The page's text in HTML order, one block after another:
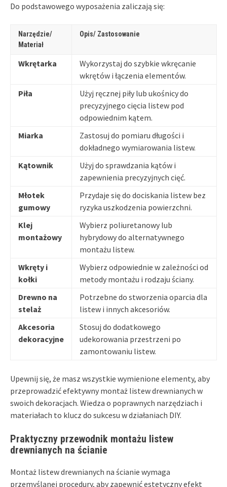
Do podstawowego wyposażenia zaliczają się:
Narzędzie/
Materiał
Opis/ Zastosowanie
Wkrętarka
Wykorzystaj do szybkie wkręcanie
wkrętów i łączenia elementów.
Piła
Użyj ręcznej piły lub ukośnicy do
precyzyjnego cięcia listew pod
odpowiednim kątem.
Miarka
Zastosuj do pomiaru długości i
dokładnego wymiarowania listew.
Kątownik
Użyj do sprawdzania kątów i
zapewnienia precyzyjnych cięć.
Młotek
gumowy
Przydaje się do dociskania listew bez
ryzyka uszkodzenia powierzchni.
Klej
montażowy
Wybierz poliuretanowy lub
hybrydowy do alternatywnego
montażu listew.
Wkręty i
kołki
Wybierz odpowiednie w zależności od
metody montażu i rodzaju ściany.
Drewno na
stelaż
Potrzebne do stworzenia oparcia dla
listew i innych akcesoriów.
Akcesoria
dekoracyjne
Stosuj do dodatkowego
udekorowania przestrzeni po
zamontowaniu listew.
Upewnij się, że masz wszystkie wymienione elementy, aby
przeprowadzić efektywny montaż listew drewnianych w
swoich dekoracjach. Wiedza o poprawnych narzędziach i
materiałach to klucz do sukcesu w działaniach DIY.
Praktyczny przewodnik montażu listew
drewnianych na ścianie
Montaż listew drewnianych na ścianie wymaga
przemyślanej procedury, aby zapewnić estetyczny efekt